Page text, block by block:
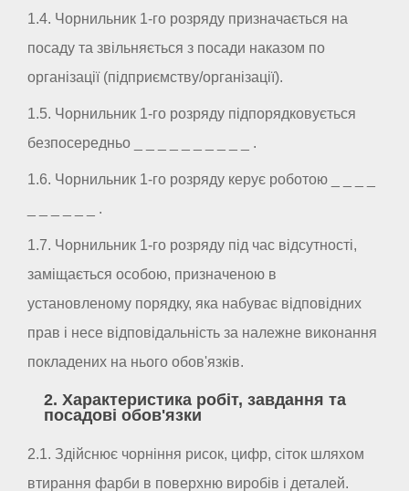
1.4. Чорнильник 1-го розряду призначається на
посаду та звільняється з посади наказом по
організації (підприємству/організації).
1.5. Чорнильник 1-го розряду підпорядковується
безпосередньо _ _ _ _ _ _ _ _ _ _ .
1.6. Чорнильник 1-го розряду керує роботою _ _ _ _
_ _ _ _ _ _ .
1.7. Чорнильник 1-го розряду під час відсутності,
заміщається особою, призначеною в
установленому порядку, яка набуває відповідних
прав і несе відповідальність за належне виконання
покладених на нього обов'язків.
2. Характеристика робіт, завдання та
посадові обов'язки
2.1. Здійснює чорніння рисок, цифр, сіток шляхом
втирання фарби в поверхню виробів і деталей.